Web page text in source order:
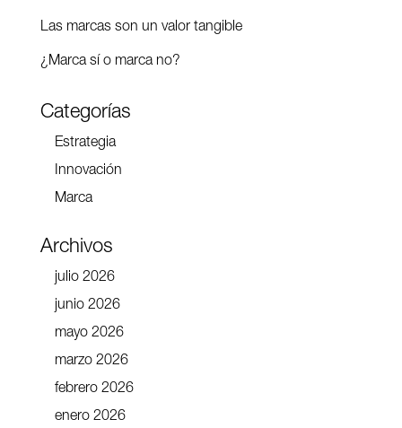
Las marcas son un valor tangible
¿Marca sí o marca no?
Categorías
Estrategia
Innovación
Marca
Archivos
julio 2026
junio 2026
mayo 2026
marzo 2026
febrero 2026
enero 2026